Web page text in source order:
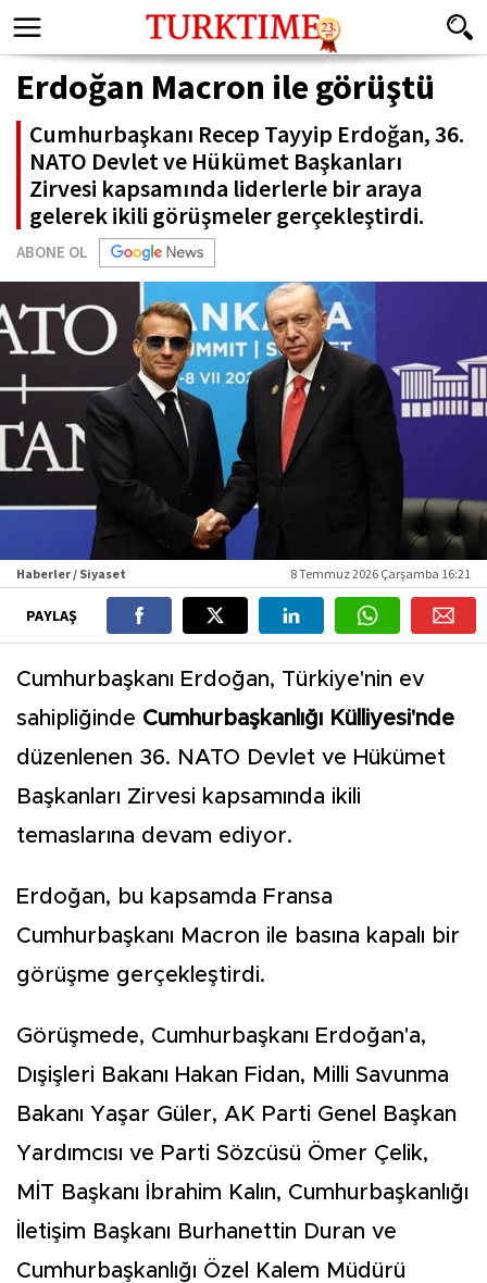
Erdoğan Macron ile görüştü
Cumhurbaşkanı Recep Tayyip Erdoğan, 36.
NATO Devlet ve Hükümet Başkanları
Zirvesi kapsamında liderlerle bir araya
gelerek ikili görüşmeler gerçekleştirdi.
ABONE OL
Haberler / Siyaset 8 Temmuz 2026 Çarşamba 16:21
PAYLAŞ
Cumhurbaşkanı Erdoğan, Türkiye'nin ev
sahipliğinde Cumhurbaşkanlığı Külliyesi'nde
düzenlenen 36. NATO Devlet ve Hükümet
Başkanları Zirvesi kapsamında ikili
temaslarına devam ediyor.
Erdoğan, bu kapsamda Fransa
Cumhurbaşkanı Macron ile basına kapalı bir
görüşme gerçekleştirdi.
Görüşmede, Cumhurbaşkanı Erdoğan'a,
Dışişleri Bakanı Hakan Fidan, Milli Savunma
Bakanı Yaşar Güler, AK Parti Genel Başkan
Yardımcısı ve Parti Sözcüsü Ömer Çelik,
MİT Başkanı İbrahim Kalın, Cumhurbaşkanlığı
İletişim Başkanı Burhanettin Duran ve
Cumhurbaşkanlığı Özel Kalem Müdürü